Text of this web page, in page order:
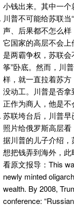
小钱出来。其中一个
川普不可能给苏联
声、后果都不怎么
它国家的高层不会
是两霸争权，苏联
筝”卧底。然而，川
样，就一直拉着苏
没动工。川普是否
正作为商人，他是不
苏联垮台后，川普
照片给俄罗斯高层
据川普的儿子介绍
想把钱弄到海外，
看原文报导：This
newly minted
wealth. By 2008,
conference: